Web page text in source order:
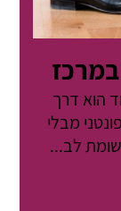
במרכז
הוא דרך
מבלי
לב...